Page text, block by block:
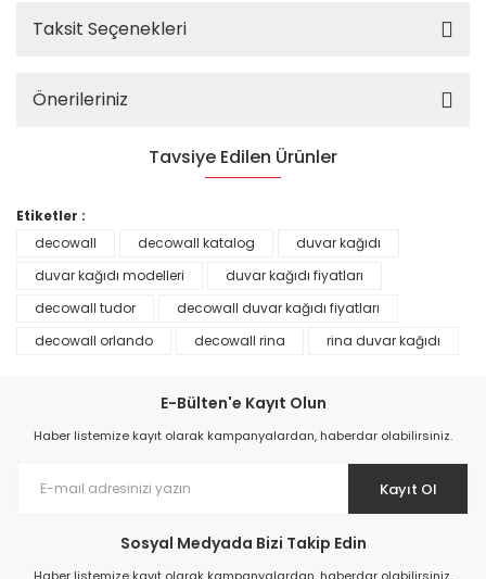
Taksit Seçenekleri
Önerileriniz
Tavsiye Edilen Ürünler
Prime ArtDECO Duvar Kağıdı Tutkalı 500 gr
Etiketler :
decowall
decowall katalog
duvar kağıdı
duvar kağıdı modelleri
duvar kağıdı fiyatları
decowall tudor
decowall duvar kağıdı fiyatları
decowall orlando
decowall rina rina duvar kağıdı
E-Bülten'e Kayıt Olun
Haber listemize kayıt olarak kampanyalardan, haberdar olabilirsiniz.
Kayıt Ol
Sosyal Medyada Bizi Takip Edin